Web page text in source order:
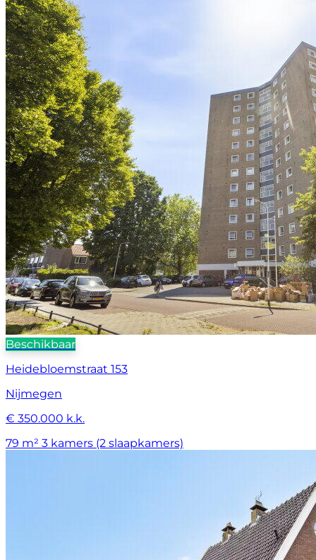
Beschikbaar
Heidebloemstraat 153
Nijmegen
€ 350.000 k.k.
79 m² 3 kamers (2 slaapkamers)